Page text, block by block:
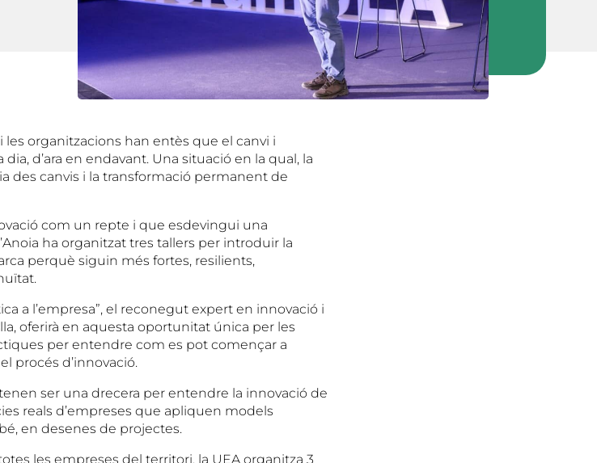
organitzacions han entès que el canvi i
d’ara en endavant. Una situació en la qual, la
des canvis i la transformació permanent de
com un repte i que esdevingui una
ha organitzat tres tallers per introduir la
perquè siguin més fortes, resilients,
a l’empresa”, el reconegut expert en innovació i
oferirà en aquesta oportunitat única per les
per entendre com es pot començar a
procés d’innovació.
ser una drecera per entendre la innovació de
reals d’empreses que apliquen models
en desenes de projectes.
les empreses del territori, la UEA organitza 3